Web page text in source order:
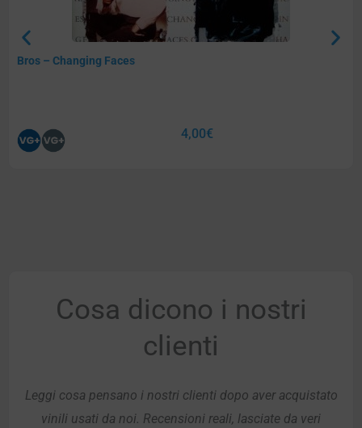
Bros – Changing Faces
4,00€
Cosa dicono i nostri
clienti
Leggi cosa pensano i nostri clienti dopo aver acquistato
vinili usati da noi. Recensioni reali, lasciate da veri